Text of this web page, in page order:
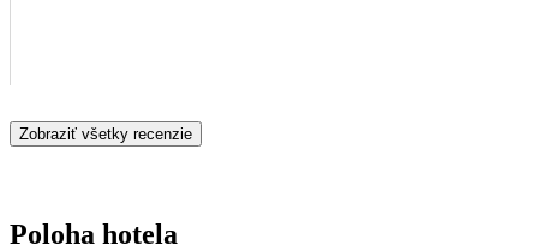
Zobraziť všetky recenzie
Poloha hotela